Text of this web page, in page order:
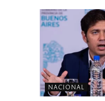
NACIONAL